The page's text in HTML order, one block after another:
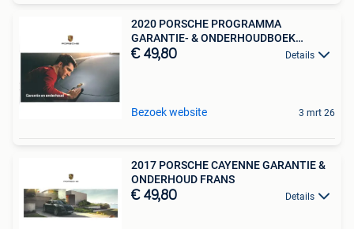
2020 PORSCHE PROGRAMMA
GARANTIE- & ONDERHOUDBOEK
NEDERLANDS
€ 49,80 Details
Bezoek website 3 mrt 26
2017 PORSCHE CAYENNE GARANTIE &
ONDERHOUD FRANS
€ 49,80 Details